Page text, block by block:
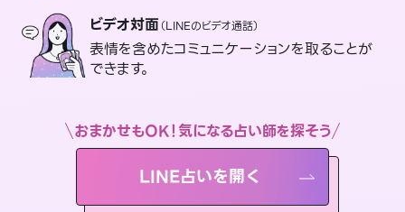
ビデオ対面（LINEのビデオ通話）
表情を含めたコミュニケーションを取ることが
できます。
おまかせもOK！気になる占い師を探そう
LINE占いを開く